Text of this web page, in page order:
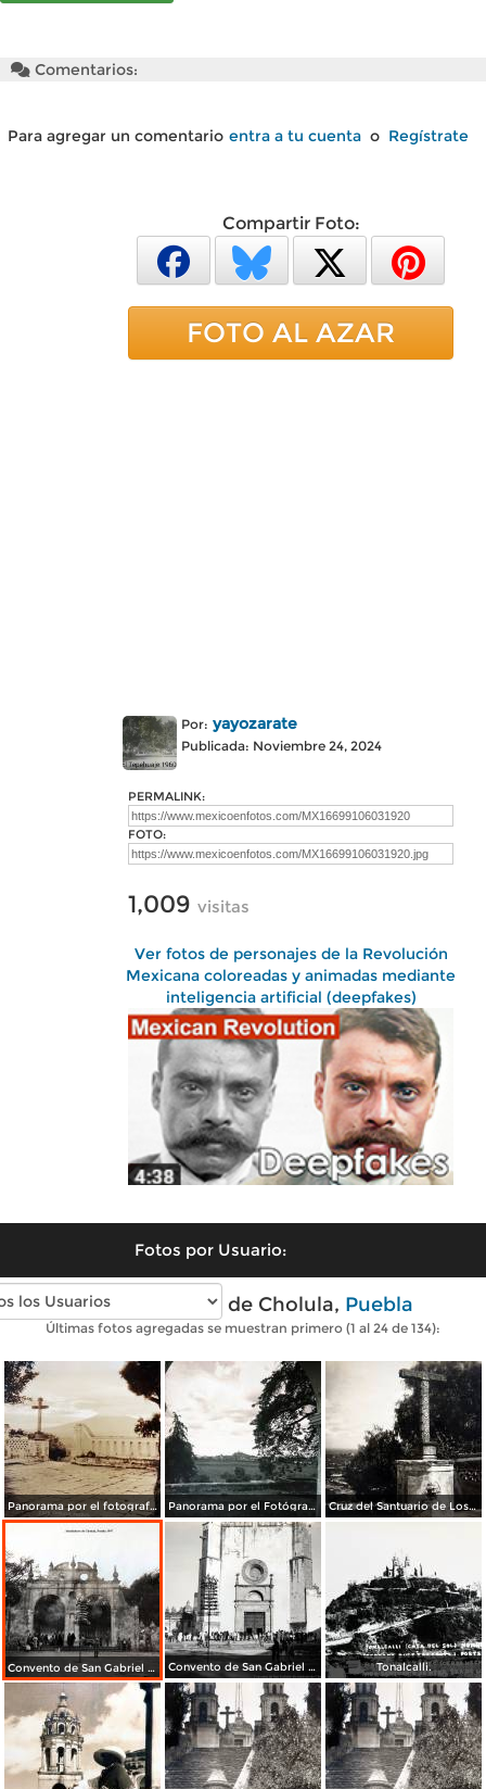
Comentarios:
Para agregar un comentario entra a tu cuenta o Regístrate
Compartir Foto:
FOTO AL AZAR
Por: yayozarate
Publicada: Noviembre 24, 2024
PERMALINK:
FOTO:
1,009 visitas
Ver fotos de personajes de la Revolución
Mexicana coloreadas y animadas mediante
inteligencia artificial (deepfakes)
Fotos por Usuario:
Fotos antiguas de Cholula, Puebla
Últimas fotos agregadas se muestran primero (1 al 24 de 134):
Panorama por el fotografo Hugo Brehme. Panorama por el Fotógrafo Hugo Brehme. Cruz del Santuario de Los Remedios.
Convento de San Gabriel Alrededores de Cholula, Puebla 1947 Convento de San Gabriel Alrededores de Cholula, Puebla 1947 Tonalcalli.